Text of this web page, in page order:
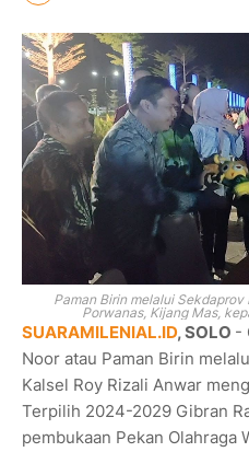
Paman Birin melalui
Porwanas, Kijang Mas,
SUARAMILENIAL.ID, SOLO -
Noor atau Paman Birin
Kalsel Roy Rizali Anwar
Terpilih 2024-2029 Gibran
pembukaan Pekan Olahraga